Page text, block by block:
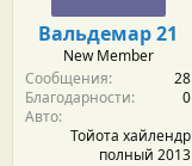
Вальдемар 21
New Member
Сообщения
28
Благодарности
0
Авто
Тойота хайлендр
полный 2013